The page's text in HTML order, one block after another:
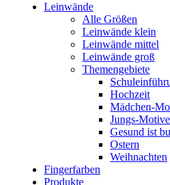
Leinwände
Alle Größen
Leinwände klein
Leinwände mittel
Leinwände groß
Themengebiete
Hochzeit
Mädchen-
Jungs-Motive
Gesund ist
Ostern
Weihnachten
Fingerfarben
Produkte